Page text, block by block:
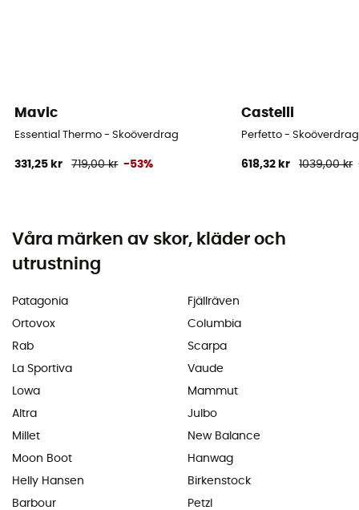
Mavic
Essential Thermo - Skoöverdrag
331,25 kr 719,00 kr -53%
Castelli
Perfetto - Skoöverdrag
618,32 kr 1039,00 kr
Våra märken av skor, kläder och
utrustning
Patagonia
Ortovox
Rab
La Sportiva
Lowa
Altra
Millet
Moon Boot
Helly Hansen
Barbour
Fjällräven
Columbia
Scarpa
Vaude
Mammut
Julbo
New Balance
Hanwag
Birkenstock
Petzl